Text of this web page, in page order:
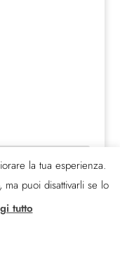
la tua esperienza.
puoi disattivarli se lo
tutto